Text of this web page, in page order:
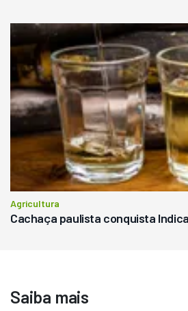
Agricultura
Cachaça paulista conquista
Saiba mais